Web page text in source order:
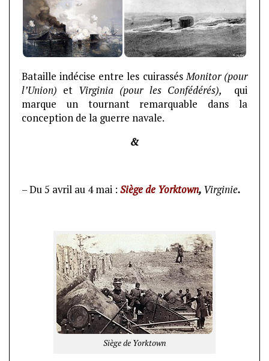
Bataille indécise entre les cuirassésMonitor (pour
l’Union) et Virginia (pour les Confédérés), qui
marque un tournant remarquable dans la
conception de la guerre navale.
&
– Du 5 avril au 4 mai :Siège de Yorktown, Virginie.
Siège de Yorktown